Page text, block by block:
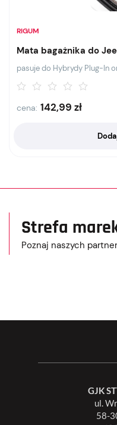
RIGUM
Mata bagażnika do
pasuje do Hybrydy Plug-In
cena: 142,99 zł
Strefa
Poznaj naszych
GJK
ul.
58-